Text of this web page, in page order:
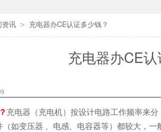
资讯 > 充电器办CE认证多少钱？
充电器办CE
充电器（充电机）按设计电路工作频率来
如变压器 、电感、电容器等）都较大，